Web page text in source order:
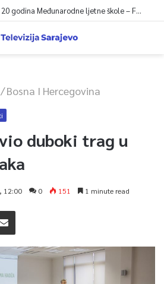
U Sarajevu obilježeno 20 godina Međunarodne ljetne škole – Fokus na izazovima međunarodne pravde
/Bosna I Hercegovina
duboki trag u
12:00 0 151 1 minute read